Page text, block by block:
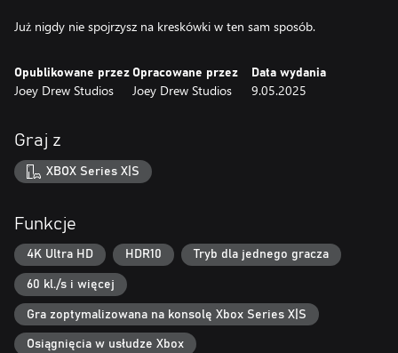
Już nigdy nie spojrzysz na kreskówki w ten sam sposób.
Opublikowane przez
Joey Drew Studios
Opracowane przez
Joey Drew Studios
Data wydania
9.05.2025
Graj z
XBOX Series X|S
Funkcje
4K Ultra HD HDR10 Tryb dla jednego gracza
60 kl./s i więcej
Gra zoptymalizowana na konsolę Xbox Series X|S
Osiągnięcia w usłudze Xbox